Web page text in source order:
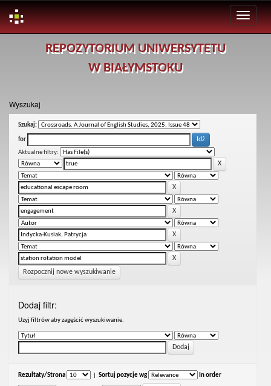
REPOZYTORIUM UNIWERSYTETU
W BIAŁYMSTOKU
Wyszukaj
Szukaj:
for
Aktualne filtry:
Rozpocznij nowe wyszukiwanie
Dodaj filtr:
Uzyj filtrów aby zagęścić wyszukiwanie.
Rezultaty/Strona Sortuj pozycje wg In order